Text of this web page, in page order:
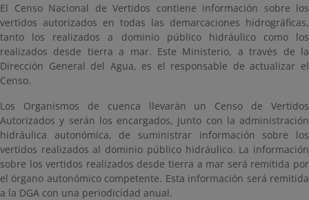
El Censo Nacional de Vertidos contiene información sobre los
vertidos autorizados en todas las demarcaciones hidrográficas,
tanto los realizados a dominio público hidráulico como los
realizados desde tierra a mar. Este Ministerio, a través de la
Dirección General del Agua, es el responsable de actualizar el
Censo.
Los Organismos de cuenca llevarán un Censo de Vertidos
Autorizados y serán los encargados, junto con la administración
hidráulica autonómica, de suministrar información sobre los
vertidos realizados al dominio público hidráulico. La información
sobre los vertidos realizados desde tierra a mar será remitida por
el órgano autonómico competente. Esta información será remitida
a la DGA con una periodicidad anual.